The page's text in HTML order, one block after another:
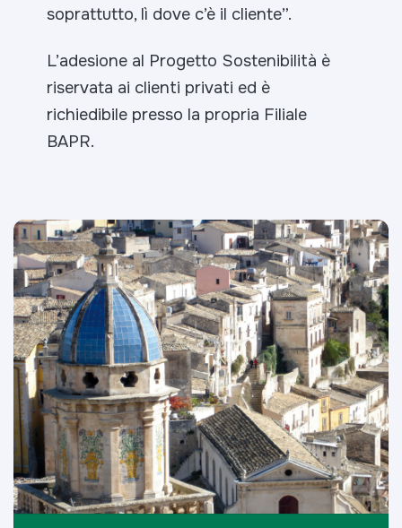
soprattutto, lì dove c’è il cliente”.
L’adesione al Progetto Sostenibilità è
riservata ai clienti privati ed è
richiedibile presso la propria Filiale
BAPR.